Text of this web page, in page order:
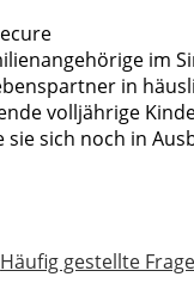
im
in
volljährige
sie sich noch in
Häufig gestellte